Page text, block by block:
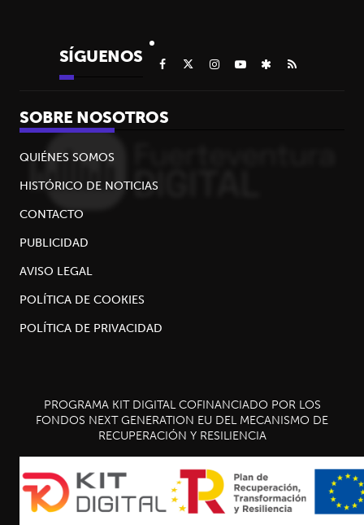
SÍGUENOS
SOBRE NOSOTROS
QUIÉNES SOMOS
HISTÓRICO DE NOTICIAS
CONTACTO
PUBLICIDAD
AVISO LEGAL
POLÍTICA DE COOKIES
POLÍTICA DE PRIVACIDAD
PROGRAMA KIT DIGITAL COFINANCIADO POR LOS
FONDOS NEXT GENERATION EU DEL MECANISMO DE
RECUPERACIÓN Y RESILIENCIA